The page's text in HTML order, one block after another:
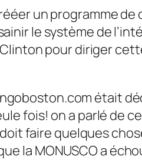
un programme
le système de
pour diriger
était
fois! on a parlé de
faire quelques
la MONUSCO a